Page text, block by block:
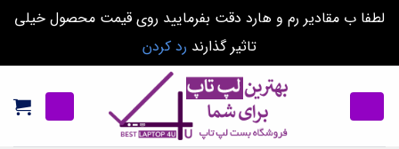
لطفا ب مقادیر رم و هارد دقت بفرمایید روی قیمت محصول خیلی
تاثیر گذارند رد کردن
content